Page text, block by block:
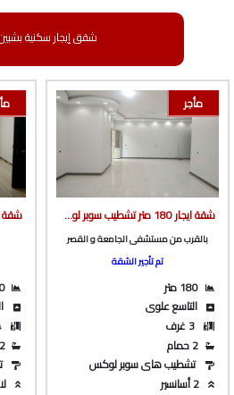
شقق إيجار سكنية
مأجر
شقة ايجار 180 متر تشطيب سوبر لوكس ف برج بأسانسير ع الشارع الرئيسى مباشرة بالقرب من مستشفى القصر و الجامعة من شركة الوسيط العقارية بشبين الكوم
بالقرب من مستشفى الجامعة و القصر
تم تأجير الشقة
180 متر
التاسع علوى
2 حمام
تشطيب هاى سوبر لوكس
4 غرف
2 حمام